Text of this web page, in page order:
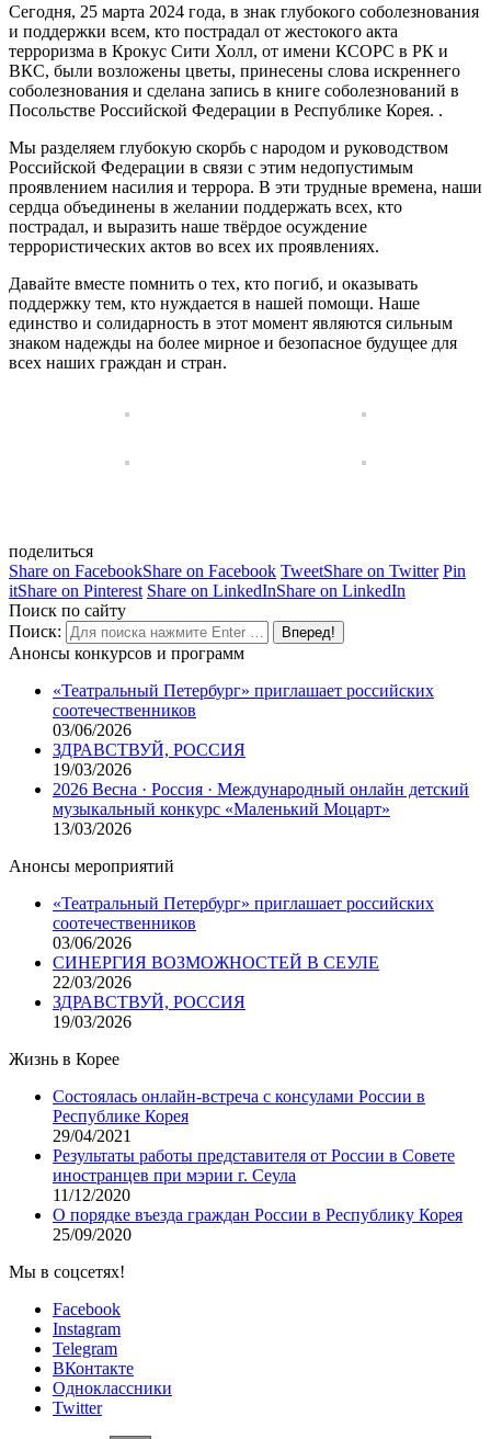
Сегодня, 25 марта 2024 года, в знак глубокого соболезнования
и поддержки всем, кто пострадал от жестокого акта
терроризма в Крокус Сити Холл, от имени КСОРС в РК и
ВКС, были возложены цветы, принесены слова искреннего
соболезнования и сделана запись в книге соболезнований в
Посольстве Российской Федерации в Республике Корея. .
Мы разделяем глубокую скорбь с народом и руководством
Российской Федерации в связи с этим недопустимым
проявлением насилия и террора. В эти трудные времена, наши
сердца объединены в желании поддержать всех, кто
пострадал, и выразить наше твёрдое осуждение
террористических актов во всех их проявлениях.
Давайте вместе помнить о тех, кто погиб, и оказывать
поддержку тем, кто нуждается в нашей помощи. Наше
единство и солидарность в этот момент являются сильным
знаком надежды на более мирное и безопасное будущее для
всех наших граждан и стран.
поделиться
Share on FacebookShare on Facebook TweetShare on Twitter Pin
itShare on Pinterest Share on LinkedInShare on LinkedIn
Поиск по сайту
Поиск:
Анонсы конкурсов и программ
«Театральный Петербург» приглашает российских
соотечественников
03/06/2026
ЗДРАВСТВУЙ, РОССИЯ
19/03/2026
2026 Весна · Россия · Международный онлайн детский
музыкальный конкурс «Маленький Моцарт»
13/03/2026
Анонсы мероприятий
«Театральный Петербург» приглашает российских
соотечественников
03/06/2026
СИНЕРГИЯ ВОЗМОЖНОСТЕЙ В СЕУЛЕ
22/03/2026
ЗДРАВСТВУЙ, РОССИЯ
19/03/2026
Жизнь в Корее
Состоялась онлайн-встреча с консулами России в
Республике Корея
29/04/2021
Результаты работы представителя от России в Совете
иностранцев при мэрии г. Сеула
11/12/2020
О порядке въезда граждан России в Республику Корея
25/09/2020
Мы в соцсетях!
Facebook
Instagram
Telegram
ВКонтакте
Одноклассники
Twitter